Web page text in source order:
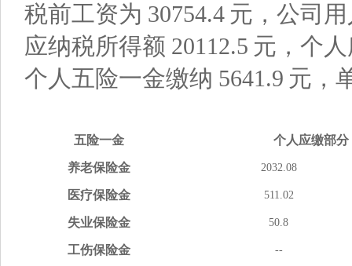
税前工资为 30754.4元，公司
应纳税所得额 20112.5 元，个
个人五险一金缴纳 5641.9 元，
五险一金 个人应缴部分
养老保险金 2032.08
医疗保险金 511.02
失业保险金 50.8
工伤保险金 --